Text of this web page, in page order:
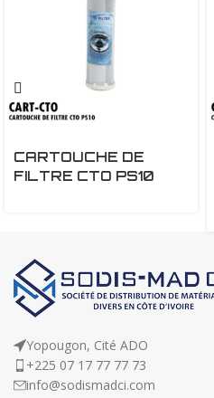
CARTOUCHE DE
FILTRE CTO PS10
Yopougon, Cité ADO
+225 07 17 77 77 73
info@sodismadci.com